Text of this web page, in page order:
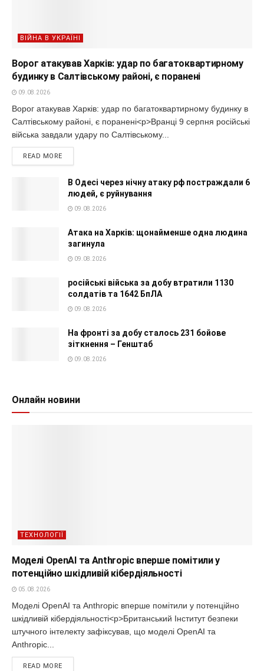
ВІЙНА В УКРАЇНІ
Ворог атакував Харків: удар по багатоквартирному
будинку в Салтівському районі, є поранені
09.08.2026
Ворог атакував Харків: удар по багатоквартирному будинку в
Салтівському районі, є поранені<p>Вранці 9 серпня російські
війська завдали удару по Салтівському...
READ MORE
В Одесі через нічну атаку рф постраждали 6
людей, є руйнування
09.08.2026
Атака на Харків: щонайменше одна людина
загинула
09.08.2026
російські війська за добу втратили 1130
солдатів та 1642 БпЛА
09.08.2026
На фронті за добу сталось 231 бойове
зіткнення – Генштаб
09.08.2026
Онлайн новини
ТЕХНОЛОГІЇ
Моделі OpenAI та Anthropic вперше помітили у
потенційно шкідливій кібердіяльності
05.08.2026
Моделі OpenAI та Anthropic вперше помітили у потенційно
шкідливій кібердіяльності<p>Британський Інститут безпеки
штучного інтелекту зафіксував, що моделі OpenAI та
Anthropic...
READ MORE